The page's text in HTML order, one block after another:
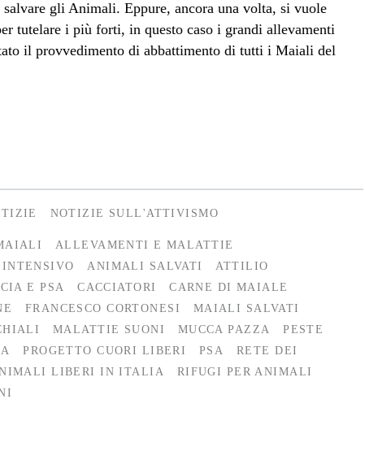
gli Animali. Eppure, ancora una volta, si vuole
tutelare i più forti, in questo caso i grandi allevamenti
il provvedimento di abbattimento di tutti i Maiali del
NOTIZIE SULL'ATTIVISMO
ALLEVAMENTI E MALATTIE
ANIMALI SALVATI
ATTILIO
E PSA CACCIATORI
CARNE DI MAIALE
FRANCESCO CORTONESI
MAIALI SALVATI
MALATTIE SUONI MUCCA PAZZA
PESTE
PROGETTO CUORI LIBERI PSA
RETE DEI
LIBERI IN ITALIA
RIFUGI PER ANIMALI